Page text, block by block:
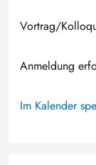
Vortrag/
Anmeldung
Im Kalender